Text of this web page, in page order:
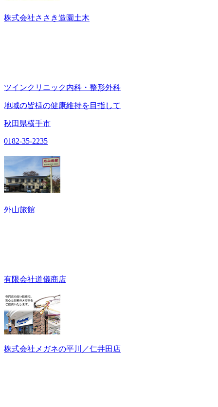
株式会社ささき造園土木
ツインクリニック内科・整形外科
地域の皆様の健康維持を目指して
秋田県横手市
0182-35-2235
外山旅館
有限会社道儀商店
株式会社メガネの平川／仁井田店